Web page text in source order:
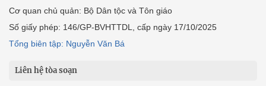
Cơ quan chủ quản: Bộ Dân tộc và Tôn giáo
Số giấy phép: 146/GP-BVHTTDL, cấp ngày 17/10/2025
Tổng biên tập: Nguyễn Văn Bá
Liên hệ tòa soạn